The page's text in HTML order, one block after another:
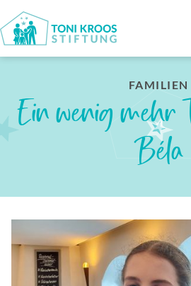
FAMILIEN
Ein wenig mehr
Béla